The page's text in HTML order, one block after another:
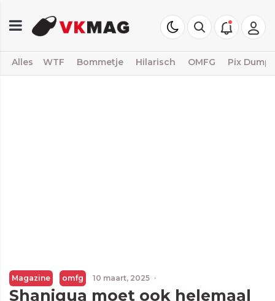
Alles WTF Bommetje Hilarisch OMFG Pix Dump
Magazine omfg 10 maart, 2025 ·
Shaniqua moet ook helemaal